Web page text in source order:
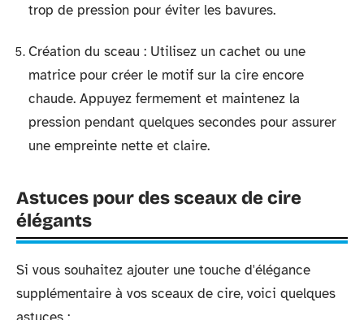
trop de pression pour éviter les bavures.
Création du sceau : Utilisez un cachet ou une
matrice pour créer le motif sur la cire encore
chaude. Appuyez fermement et maintenez la
pression pendant quelques secondes pour assurer
une empreinte nette et claire.
Astuces pour des sceaux de cire
élégants
Si vous souhaitez ajouter une touche d'élégance
supplémentaire à vos sceaux de cire, voici quelques